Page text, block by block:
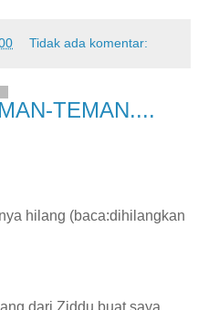
Tidak ada komentar:
TEMAN....
hilang (baca:dihilangkan
dari Ziddu buat saya